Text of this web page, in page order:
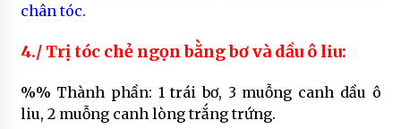
chân tóc.
4./ Trị tóc chẻ ngọn bằng bơ và dầu ô liu:
%% Thành phần: 1 trái bơ, 3 muỗng canh dầu ô
liu, 2 muỗng canh lòng trắng trứng.